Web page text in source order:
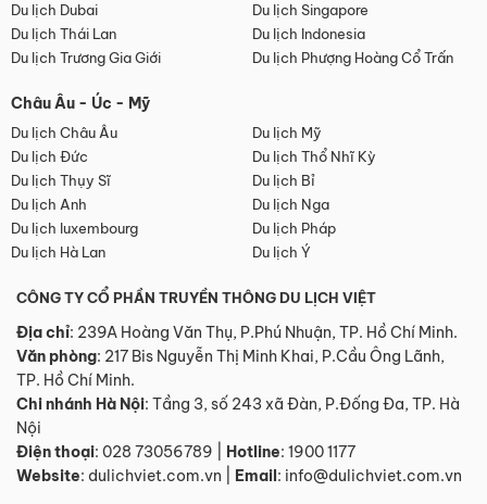
Du lịch Dubai
Du lịch Singapore
Du lịch Thái Lan
Du lịch Indonesia
Du lịch Trương Gia Giới
Du lịch Phượng Hoàng Cổ Trấn
Châu Âu - Úc - Mỹ
Du lịch Châu Âu
Du lịch Mỹ
Du lịch Đức
Du lịch Thổ Nhĩ Kỳ
Du lịch Thụy Sĩ
Du lịch Bỉ
Du lịch Anh
Du lịch Nga
Du lịch luxembourg
Du lịch Pháp
Du lịch Hà Lan
Du lịch Ý
CÔNG TY CỔ PHẦN TRUYỀN THÔNG DU LỊCH VIỆT
Địa chỉ: 239A Hoàng Văn Thụ, P.Phú Nhuận, TP. Hồ Chí Minh.
Văn phòng: 217 Bis Nguyễn Thị Minh Khai, P.Cầu Ông Lãnh,
TP. Hồ Chí Minh.
Chi nhánh Hà Nội: Tầng 3, số 243 xã Đàn, P.Đống Đa, TP. Hà
Nội
Điện thoại: 028 73056789 Hotline: 1900 1177
Website: dulichviet.com.vn Email: info@dulichviet.com.vn